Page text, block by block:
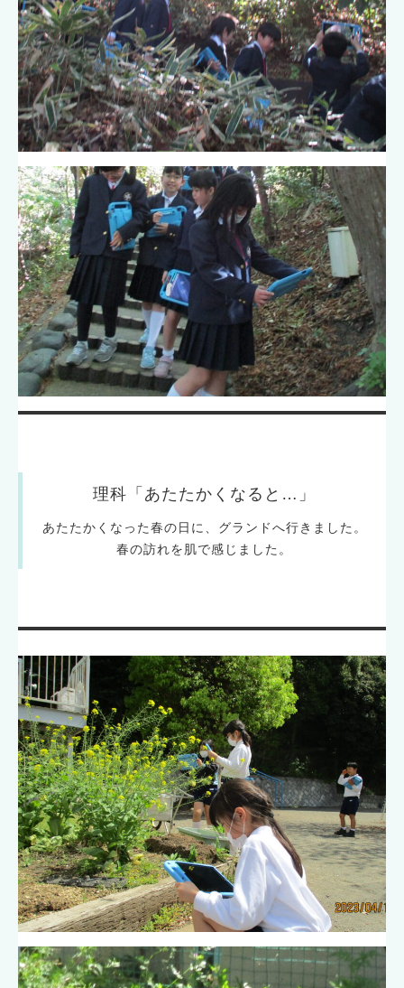
理科「あたたかくなると…」
あたたかくなった春の日に、グランドへ行きました。
春の訪れを肌で感じました。